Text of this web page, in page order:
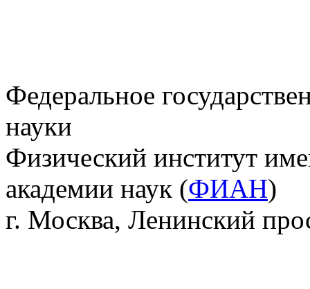
Федеральное
науки
Физический институт
академии наук (ФИАН)
г. Москва, Ленинский